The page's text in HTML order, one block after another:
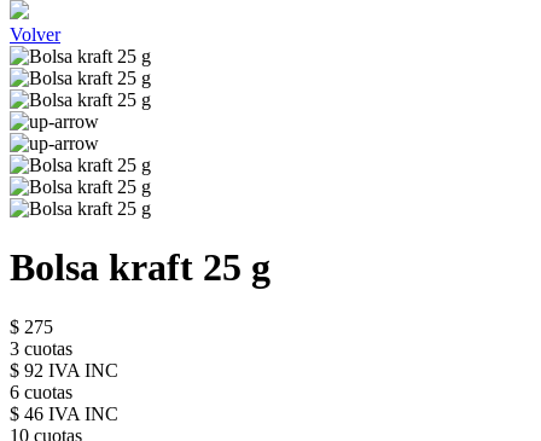
Volver
Bolsa kraft 25 g
$ 275
3 cuotas
$ 92 IVA INC
6 cuotas
$ 46 IVA INC
10 cuotas